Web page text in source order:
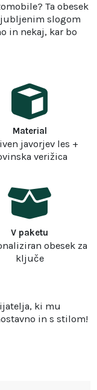
Ta obesek
slogom
in nekaj, kar bo
Material
javorjev les +
verižica
V paketu
obesek za
ključe
ki mu
in s stilom!